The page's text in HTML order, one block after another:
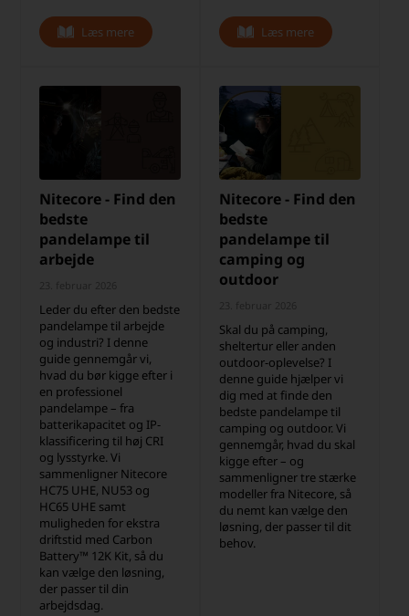
Læs mere Læs mere
Nitecore - Find den
bedste
pandelampe til
arbejde
Leder du efter den bedste
pandelampe til arbejde
og industri? I denne
guide gennemgår vi,
hvad du bør kigge efter i
en professionel
pandelampe – fra
batterikapacitet og IP-
klassificering til høj CRI
og lysstyrke. Vi
sammenligner Nitecore
HC75 UHE, NU53 og
HC65 UHE samt
muligheden for ekstra
driftstid med Carbon
Battery™ 12K Kit, så du
kan vælge den løsning,
der passer til din
arbejdsdag.
Nitecore - Find den
bedste
pandelampe til
camping og
outdoor
Skal du på camping,
sheltertur eller anden
outdoor-oplevelse? I
denne guide hjælper vi
dig med at finde den
bedste pandelampe til
camping og outdoor. Vi
gennemgår, hvad du skal
kigge efter – og
sammenligner tre stærke
modeller fra Nitecore, så
du nemt kan vælge den
løsning, der passer til dit
behov.